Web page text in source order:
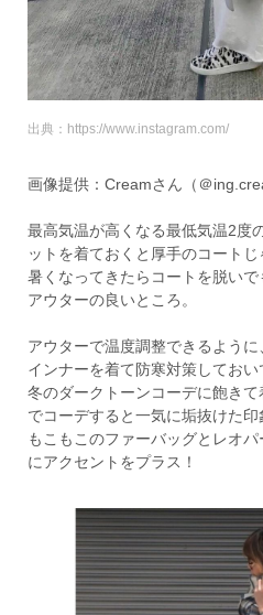
出典：https://www.instagram.com/
画像提供：Creamさん（＠
最高気温が高くなる最低気温2度
ットを着ておくと厚手のコートじ
暑くなってきたらコートを脱い
アウターの良いところ。
アウターで温度調整できるよう
インナーを着て防寒対策してお
冬のダークトーンコーデに飽き
でコーデすると一気に垢抜けた
もこもこのファーバッグとレオ
にアクセントをプラス！